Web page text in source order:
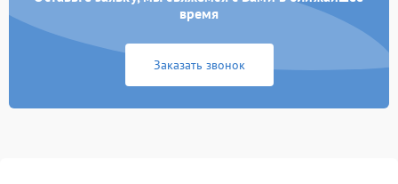
время
Заказать звонок